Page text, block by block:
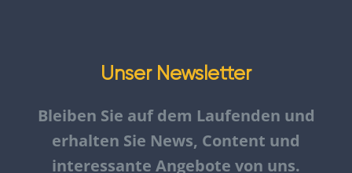
Unser Newsletter
Bleiben Sie auf dem Laufenden und
erhalten Sie News, Content und
interessante Angebote von uns.